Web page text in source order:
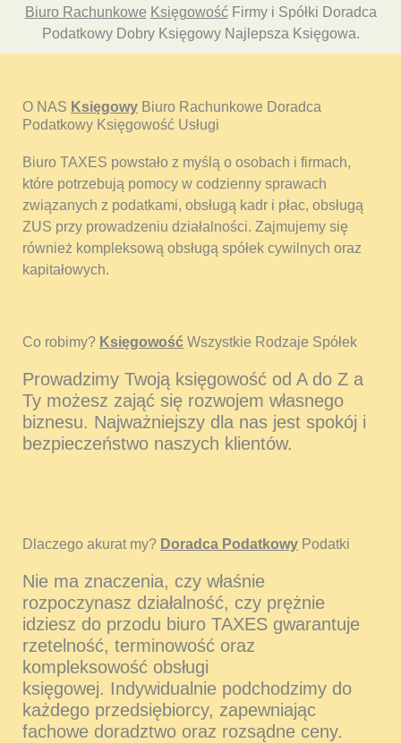
Biuro Rachunkowe KsięgowośćFirmy i Spółki Doradca
Podatkowy Dobry Księgowy Najlepsza Księgowa.
O NAS Księgowy Biuro Rachunkowe Doradca
Podatkowy Księgowość Usługi
Biuro TAXES powstało z myślą o osobach i firmach,
które potrzebują pomocy w codzienny sprawach
związanych z podatkami, obsługą kadr i płac, obsługą
ZUS przy prowadzeniu działalności. Zajmujemy się
również kompleksową obsługą spółek cywilnych oraz
kapitałowych.
Co robimy? Księgowość Wszystkie Rodzaje Spółek
Prowadzimy Twoją księgowość od A do Z a
Ty możesz zająć się rozwojem własnego
biznesu. Najważniejszy dla nas jest spokój i
bezpieczeństwo naszych klientów.
Dlaczego akurat my? Doradca Podatkowy Podatki
Nie ma znaczenia, czy właśnie
rozpoczynasz działalność, czy prężnie
idziesz do przodu biuro TAXES gwarantuje
rzetelność, terminowość oraz
kompleksowość obsługi
księgowej. Indywidualnie podchodzimy do
każdego przedsiębiorcy, zapewniając
fachowe doradztwo oraz rozsądne ceny.